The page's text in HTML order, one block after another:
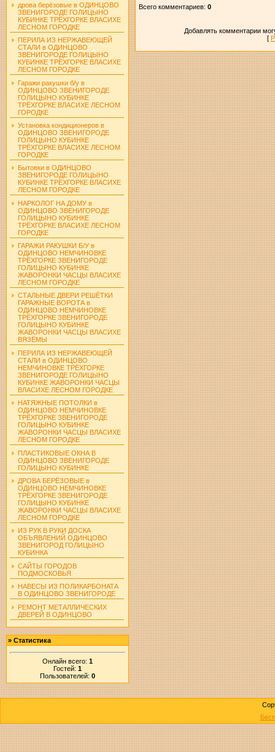
дрова берёзовые в ОДИНЦОВО
ЗВЕНИГОРОДЕ ГОЛИЦЫНО
КУБИНКЕ ТРЁХГОРКЕ ВЛАСИХЕ
ЛЕСНОМ ГОРОДКЕ
ПЕРИЛА ИЗ НЕРЖАВЕЮЩЕЙ
СТАЛИ в ОДИНЦОВО
ЗВЕНИГОРОДЕ ГОЛИЦЫНО
КУБИНКЕ ТРЁХГОРКЕ ВЛАСИХЕ
ЛЕСНОМ ГОРОДКЕ
Гаражи ракушки б/у в
ОДИНЦОВО ЗВЕНИГОРОДЕ
ГОЛИЦЫНО КУБИНКЕ
ТРЁХГОРКЕ ВЛАСИХЕ ЛЕСНОМ
ГОРОДКЕ
Установка кондиционеров в
ОДИНЦОВО ЗВЕНИГОРОДЕ
ГОЛИЦЫНО КУБИНКЕ
ТРЁХГОРКЕ ВЛАСИХЕ ЛЕСНОМ
ГОРОДКЕ
Бытовки в ОДИНЦОВО
ЗВЕНИГОРОДЕ ГОЛИЦЫНО
КУБИНКЕ ТРЁХГОРКЕ ВЛАСИХЕ
ЛЕСНОМ ГОРОДКЕ
НАРКОЛОГ НА ДОМУ в
ОДИНЦОВО ЗВЕНИГОРОДЕ
ГОЛИЦЫНО КУБИНКЕ
ТРЁХГОРКЕ ВЛАСИХЕ ЛЕСНОМ
ГОРОДКЕ
ГАРАЖИ РАКУШКИ Б/У в
ОДИНЦОВО НЕМЧИНОВКЕ
ТРЁХГОРКЕ ЗВЕНИГОРОДЕ
ГОЛИЦЫНО КУБИНКЕ
ЖАВОРОНКИ ЧАСЦЫ ВЛАСИХЕ
ЛЕСНОМ ГОРОДКЕ
СТАЛЬНЫЕ ДВЕРИ РЕШЁТКИ
ГАРАЖНЫЕ ВОРОТА в
ОДИНЦОВО НЕМЧИНОВКЕ
ТРЁХГОРКЕ ЗВЕНИГОРОДЕ
ГОЛИЦЫНО КУБИНКЕ
ЖАВОРОНКИ ЧАСЦЫ ВЛАСИХЕ
ВЯЗЁМЫ
ПЕРИЛА ИЗ НЕРЖАВЕЮЩЕЙ
СТАЛИ в ОДИНЦОВО
НЕМЧИНОВКЕ ТРЁХГОРКЕ
ЗВЕНИГОРОДЕ ГОЛИЦЫНО
КУБИНКЕ ЖАВОРОНКИ ЧАСЦЫ
ВЛАСИХЕ ЛЕСНОМ ГОРОДКЕ
НАТЯЖНЫЕ ПОТОЛКИ в
ОДИНЦОВО НЕМЧИНОВКЕ
ТРЁХГОРКЕ ЗВЕНИГОРОДЕ
ГОЛИЦЫНО КУБИНКЕ
ЖАВОРОНКИ ЧАСЦЫ ВЛАСИХЕ
ЛЕСНОМ ГОРОДКЕ
ПЛАСТИКОВЫЕ ОКНА В
ОДИНЦОВО ЗВЕНИГОРОДЕ
ГОЛИЦЫНО КУБИНКЕ
ДРОВА БЕРЁЗОВЫЕ в
ОДИНЦОВО НЕМЧИНОВКЕ
ТРЁХГОРКЕ ЗВЕНИГОРОДЕ
ГОЛИЦЫНО КУБИНКЕ
ЖАВОРОНКИ ЧАСЦЫ ВЛАСИХЕ
ЛЕСНОМ ГОРОДКЕ
ИЗ РУК В РУКИ ДОСКА
ОБЪЯВЛЕНИЙ ОДИНЦОВО
ЗВЕНИГОРОД ГОЛИЦЫНО
КУБИНКА
САЙТЫ ГОРОДОВ
ПОДМОСКОВЬЯ
НАВЕСЫ ИЗ ПОЛИКАРБОНАТА
В ОДИНЦОВО ЗВЕНИГОРОДЕ
РЕМОНТ МЕТАЛЛИЧЕСКИХ
ДВЕРЕЙ В ОДИНЦОВО
» Статистика
Онлайн всего: 1
Гостей: 1
Пользователей: 0
Всего комментариев: 0
Добавлять комментарии
[